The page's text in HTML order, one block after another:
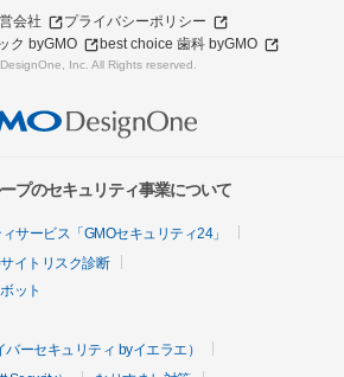
会社
プライバシーポリシー
ク byGMO
best choice 歯科 byGMO
Inc. All Rights reserved.
プのセキュリティ事業について
サービス「GMOセキュリティ24」
イトリスク診断
ット
ーセキュリティ byイエラエ）